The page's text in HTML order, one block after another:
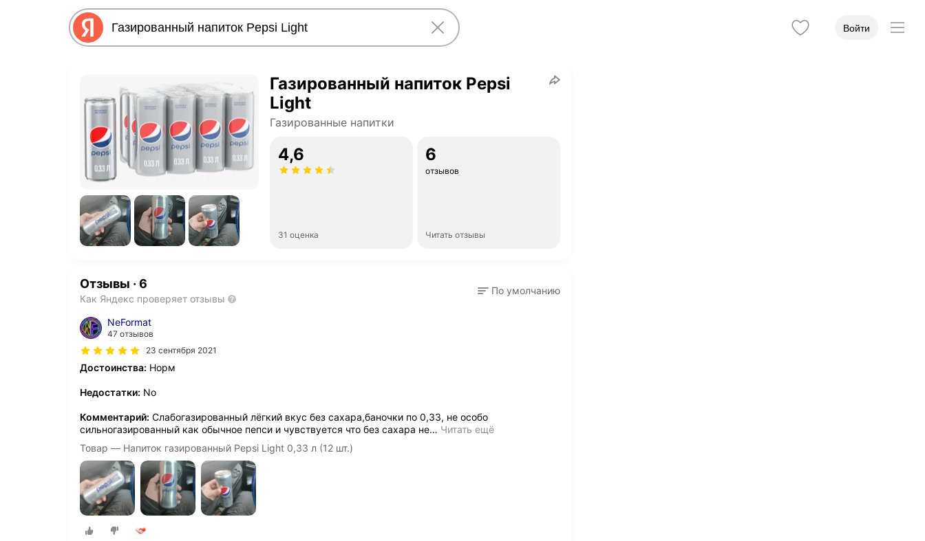
Войти
Газированный напиток Pepsi
Light
Газированные напитки
4,6
31 оценка
6
отзывов
Читать отзывы
Отзывы · 6
Как Яндекс проверяет отзывы
По умолчанию
NeFormat
47 отзывов
23 сентября 2021
Достоинства: Норм
Недостатки: No
Комментарий: Слабогазированный лёгкий вкус без сахара,баночки по 0,33, не особо
сильногазированный как обычное пепси и чувствуется что без сахара не… Читать ещё
Товар — Напиток газированный Pepsi Light 0,33 л (12 шт.)